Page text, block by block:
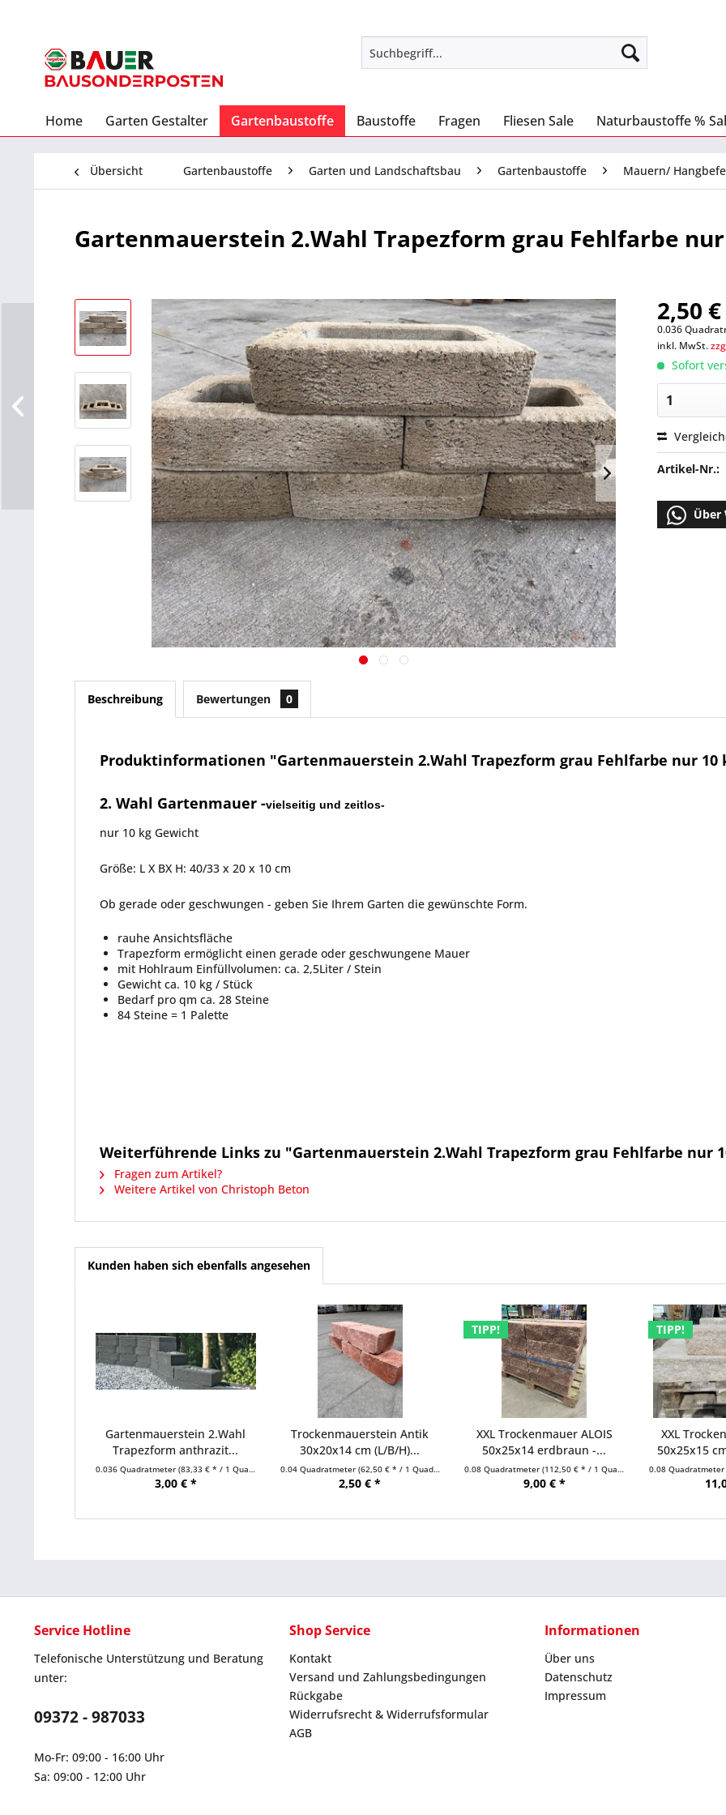
Home Garten Gestalter Gartenbaustoffe Baustoffe Fragen Fliesen Sale Naturbaustoffe %
Übersicht Gartenbaustoffe Garten und Landschaftsbau Gartenbaustoffe Mauern/
Gartenmauerstein 2.Wahl Trapezform grau Fehlfarbe
2,50
0.036
inkl. MwSt.
Sofort
Artikel-Nr.:
Über
Beschreibung Bewertungen 0
Produktinformationen "Gartenmauerstein 2.Wahl Trapezform grau Fehlfarbe nur 10
2. Wahl Gartenmauer -vielseitig und zeitlos-
nur 10 kg Gewicht
Größe: L X BX H: 40/33 x 20 x 10 cm
Ob gerade oder geschwungen - geben Sie Ihrem Garten die gewünschte Form.
rauhe Ansichtsfläche
Trapezform ermöglicht einen gerade oder geschwungene Mauer
mit Hohlraum Einfüllvolumen: ca. 2,5Liter / Stein
Gewicht ca. 10 kg / Stück
Bedarf pro qm ca. 28 Steine
84 Steine = 1 Palette
Weiterführende Links zu "Gartenmauerstein 2.Wahl Trapezform grau Fehlfarbe nur
Fragen zum Artikel?
Weitere Artikel von Christoph Beton
Kunden haben sich ebenfalls angesehen
Gartenmauerstein 2.Wahl
Trapezform anthrazit...
0.036 Quadratmeter (83,33 € * / 1 Quadratmeter)
3,00 € *
Trockenmauerstein Antik
30x20x14 cm (L/B/H)...
0.04 Quadratmeter (62,50 € * / 1 Quadratmeter)
2,50 € *
TIPP!
XXL Trockenmauer ALOIS
50x25x14 erdbraun -...
0.08 Quadratmeter(112,50 € * / 1 Quadratmeter)
9,00 € *
TIPP!
XXL
50x25x15
0.08 Quadratmeter
Service Hotline
Telefonische Unterstützung und Beratung
unter:
09372 - 987033
Mo-Fr: 09:00 - 16:00 Uhr
Sa: 09:00 - 12:00 Uhr
Shop Service
Kontakt
Versand und Zahlungsbedingungen
Rückgabe
Widerrufsrecht & Widerrufsformular
AGB
Informationen
Über uns
Datenschutz
Impressum